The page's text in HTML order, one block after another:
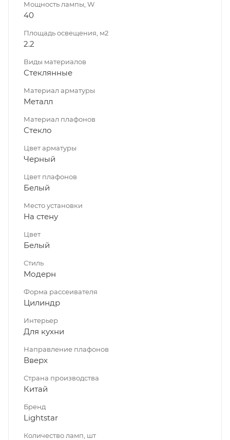
Мощность лампы, W
40
Площадь освещения, м2
2.2
Виды материалов
Стеклянные
Материал арматуры
Металл
Материал плафонов
Стекло
Цвет арматуры
Черный
Цвет плафонов
Белый
Место установки
На стену
Цвет
Белый
Стиль
Модерн
Форма рассеивателя
Цилиндр
Интерьер
Для кухни
Направление плафонов
Вверх
Страна производства
Китай
Бренд
Lightstar
Количество ламп, шт